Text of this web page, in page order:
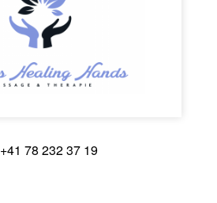
+41 78 232 37 19